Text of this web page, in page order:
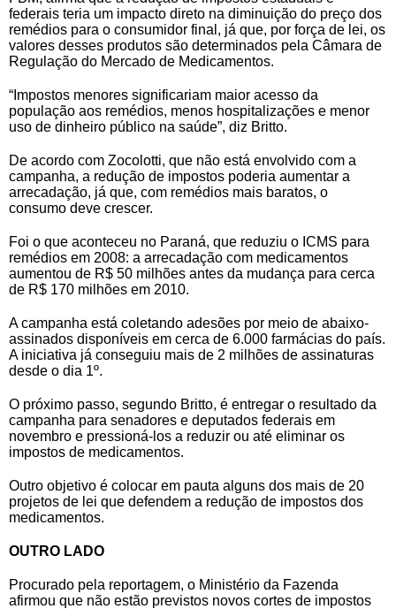
federais teria um impacto direto na diminuição do preço dos
remédios para o consumidor final, já que, por força de lei, os
valores desses produtos são determinados pela Câmara de
Regulação do Mercado de Medicamentos.
“Impostos menores significariam maior acesso da
população aos remédios, menos hospitalizações e menor
uso de dinheiro público na saúde”, diz Britto.
De acordo com Zocolotti, que não está envolvido com a
campanha, a redução de impostos poderia aumentar a
arrecadação, já que, com remédios mais baratos, o
consumo deve crescer.
Foi o que aconteceu no Paraná, que reduziu o ICMS para
remédios em 2008: a arrecadação com medicamentos
aumentou de R$ 50 milhões antes da mudança para cerca
de R$ 170 milhões em 2010.
A campanha está coletando adesões por meio de abaixo-
assinados disponíveis em cerca de 6.000 farmácias do país.
A iniciativa já conseguiu mais de 2 milhões de assinaturas
desde o dia 1º.
O próximo passo, segundo Britto, é entregar o resultado da
campanha para senadores e deputados federais em
novembro e pressioná-los a reduzir ou até eliminar os
impostos de medicamentos.
Outro objetivo é colocar em pauta alguns dos mais de 20
projetos de lei que defendem a redução de impostos dos
medicamentos.
OUTRO LADO
Procurado pela reportagem, o Ministério da Fazenda
afirmou que não estão previstos novos cortes de impostos